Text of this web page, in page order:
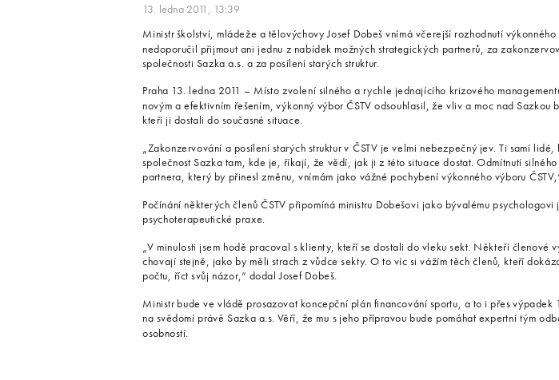
13. ledna 2011, 13:39
Ministr školství, mládeže a tělovýchovy Josef Dobeš vnímá včerejší rozhodnutí
nedoporučil přijmout ani jednu z nabídek možných strategických partnerů, za
společnosti Sazka a.s. a za posílení starých struktur.
Praha 13. ledna 2011 – Místo zvolení silného a rychle jednajícího krizového
novým a efektivním řešením, výkonný výbor ČSTV odsouhlasil, že vliv a moc nad Sazkou
kteří ji dostali do současné situace.
„Zakonzervování a posílení starých struktur v ČSTV je velmi nebezpečný jev. Ti samí
společnost Sazka tam, kde je, říkají, že vědí, jak ji z této situace dostat. Odmítnutí
partnera, který by přinesl změnu, vnímám jako vážné pochybení výkonného výboru
Počínání některých členů ČSTV připomíná ministru Dobešovi jako bývalému
psychoterapeutické praxe.
„V minulosti jsem hodě pracoval s klienty, kteří se dostali do vleku sekt. Někteří členové
chovají stejně, jako by měli strach z vůdce sekty. O to víc si vážím těch členů, kteří
počtu, říct svůj názor,“ dodal Josef Dobeš.
Ministr bude ve vládě prosazovat koncepční plán financování sportu, a to i přes výpadek
na svědomí právě Sazka a.s. Věří, že mu s jeho přípravou bude pomáhat expertní tým
osobností.